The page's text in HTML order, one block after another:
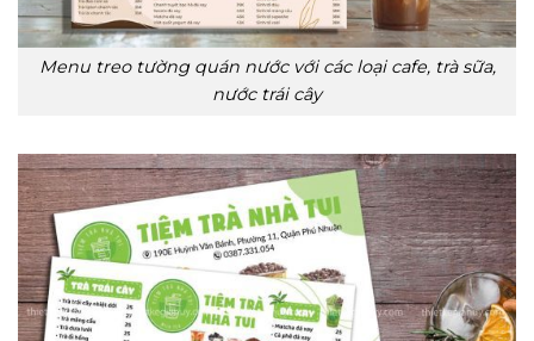
Menu treo tường quán nước với các loại cafe, trà sữa,
nước trái cây